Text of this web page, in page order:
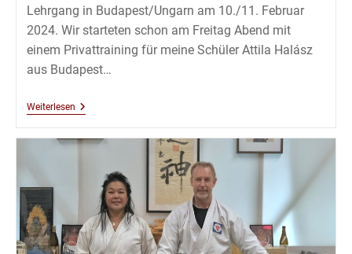
Lehrgang in Budapest/Ungarn am 10./11. Februar
2024. Wir starteten schon am Freitag Abend mit
einem Privattraining für meine Schüler Attila Halász
aus Budapest…
WeiterlesenKobudô
Thomas
Budapest
Februar
2024